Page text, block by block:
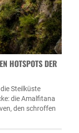
HOTSPOTS DER A
Steilküste
die Amalfitana
den schroffen